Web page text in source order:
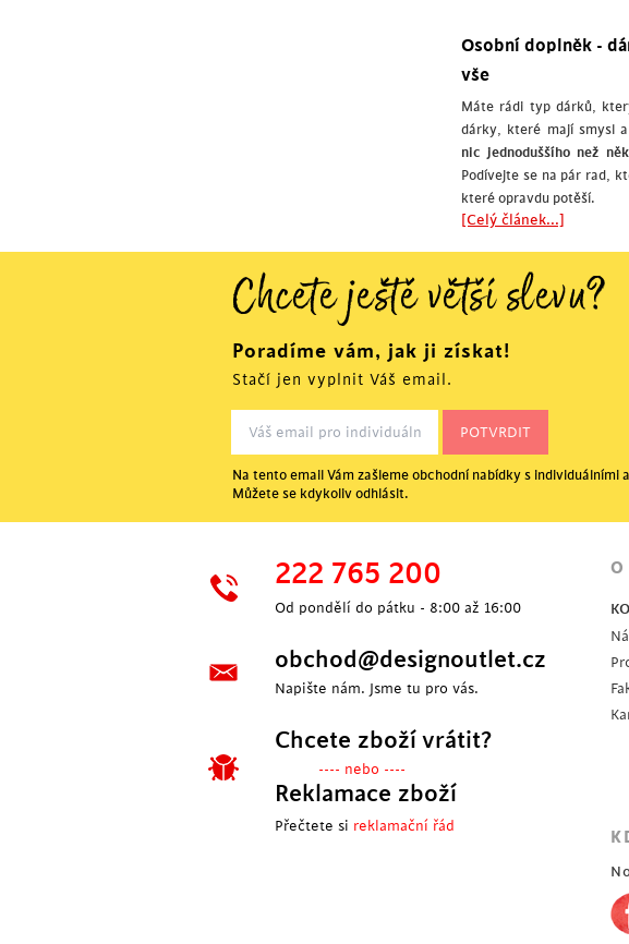
Osobní doplněk -
vše
Máte rádi typ dárků,
dárky, které mají smysl
nic jednoduššího než
Podívejte se na pár rad,
které opravdu potěší.
[Celý článek...]
Chcete ještě větší slevu?
Poradíme vám, jak ji získat!
Stačí jen vyplnit Váš email.
Na tento email Vám zašleme obchodní nabídky s individuálními
Můžete se kdykoliv odhlásit.
222 765 200
Od pondělí do pátku - 8:00 až 16:00
obchod@designoutlet.cz
Napište nám. Jsme tu pro vás.
Chcete zboží vrátit?
---- nebo ----
Reklamace zboží
Přečtete si reklamační řád
O